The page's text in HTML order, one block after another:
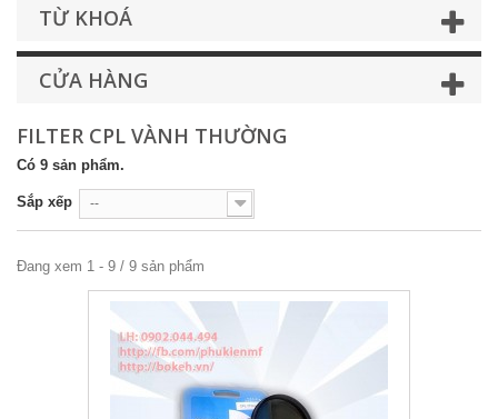
TỪ KHOÁ
CỬA HÀNG
FILTER CPL VÀNH THƯỜNG
Có 9 sản phẩm.
Sắp xếp --
Đang xem 1 - 9 / 9 sản phẩm